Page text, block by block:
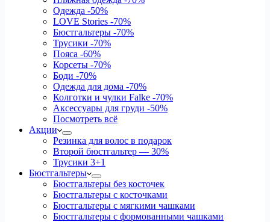
Одежда -50%
LOVE Stories -70%
Бюстгальтеры -70%
Трусики -70%
Пояса -60%
Корсеты -70%
Боди -70%
Одежда для дома -70%
Колготки и чулки Falke -70%
Аксессуары для груди -50%
Посмотреть всё
Акции
Резинка для волос в подарок
Второй бюстгальтер — 30%
Трусики 3+1
Бюстгальтеры
Бюстгальтеры без косточек
Бюстгальтеры с косточками
Бюстгальтеры с мягкими чашками
Бюстгальтеры с формованными чашками